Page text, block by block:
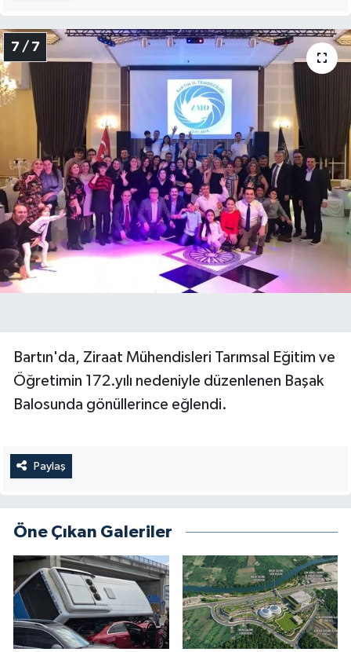
7 / 7
Bartın'da, Ziraat Mühendisleri Tarımsal Eğitim ve
Öğretimin 172.yılı nedeniyle düzenlenen Başak
Balosunda gönüllerince eğlendi.
Paylaş
Öne Çıkan Galeriler